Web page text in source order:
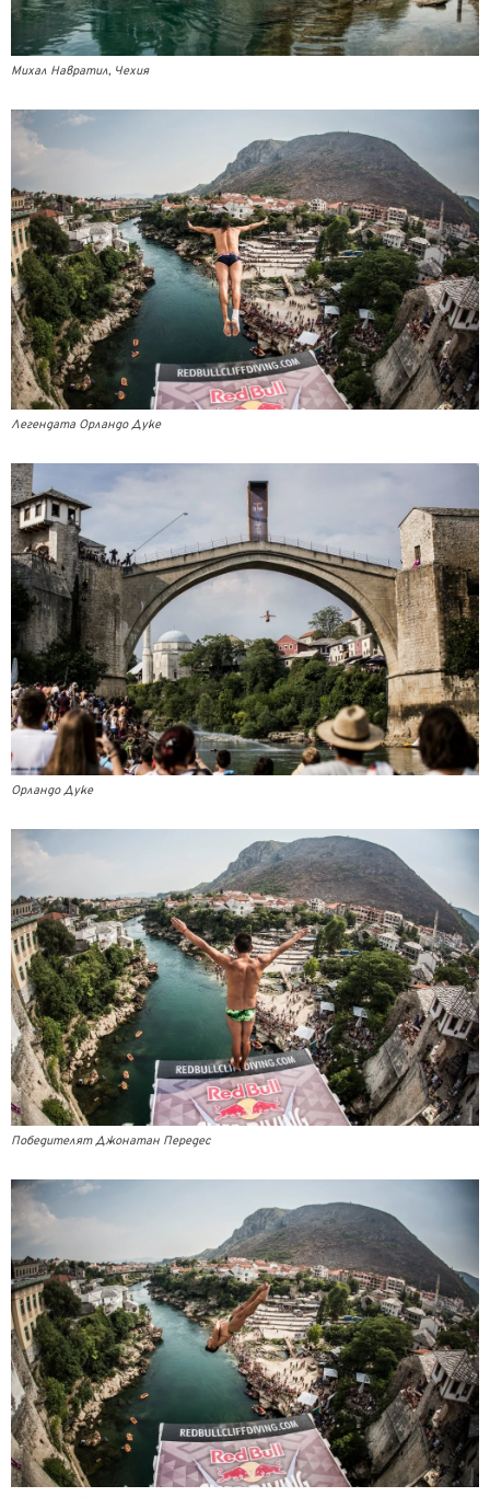
Михал Навратил, Чехия
Легендата Орландо Дуке
Орландо Дуке
Победителят Джонатан Передес